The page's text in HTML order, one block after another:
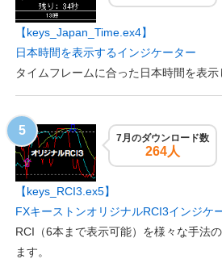
【keys_Japan_Time.ex4】
日本時間を表示するインジケーター
タイムフレームに合った日本時間を表示
【keys_RCI3.ex5】
FXキーストンオリジナルRCI3インジケ
RCI（6本まで表示可能）を様々な手法
ます。
7月のダウンロード数
264人